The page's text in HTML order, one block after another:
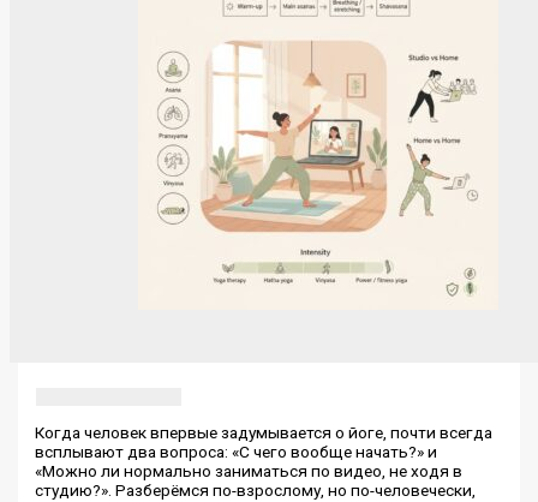
Когда человек впервые задумывается о йоге, почти всегда
всплывают два вопроса: «С чего вообще начать?» и
«Можно ли нормально заниматься по видео, не ходя в
студию?». Разберёмся по-взрослому, но по-человечески,